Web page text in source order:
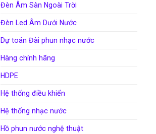
Đèn Âm Sàn Ngoài Trời
Đèn Led Âm Dưới Nước
Dự toán Đài phun nhạc nước
Hàng chính hãng
HDPE
Hệ thống điều khiển
Hệ thống nhạc nước
Hồ phun nước nghệ thuật